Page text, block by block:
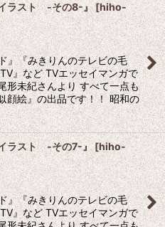
ラスト -その8-』[hiho-
』『みきりんのテレビの毛
』など TVエッセイマンガで
形未紀さんより すべて一点も
顔絵』の出品です！！ 昭和の
ラスト -その7-』[hiho-
』『みきりんのテレビの毛
』など TVエッセイマンガで